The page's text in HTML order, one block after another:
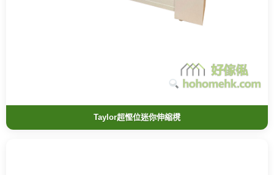
Taylor超慳位迷你伸縮櫈